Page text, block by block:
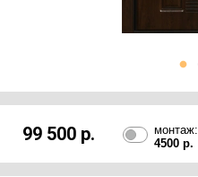
99 500 р.
монтаж:
4500 р.